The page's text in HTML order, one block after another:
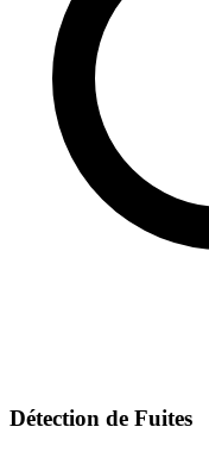
Détection de Fuites